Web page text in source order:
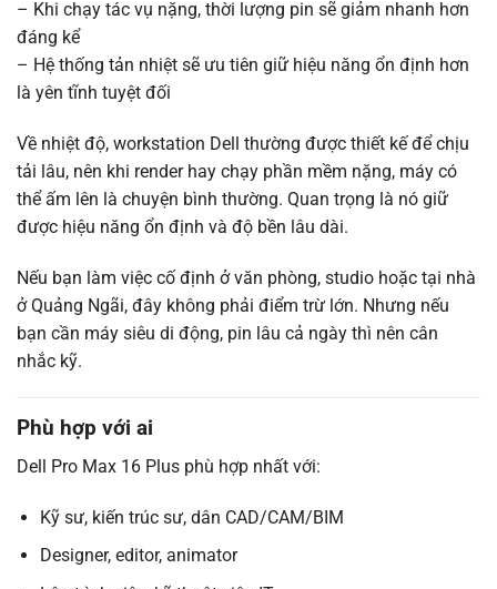
– Khi chạy tác vụ nặng, thời lượng pin sẽ giảm nhanh hơn
đáng kể
– Hệ thống tản nhiệt sẽ ưu tiên giữ hiệu năng ổn định hơn
là yên tĩnh tuyệt đối
Về nhiệt độ, workstation Dell thường được thiết kế để chịu
tải lâu, nên khi render hay chạy phần mềm nặng, máy có
thể ấm lên là chuyện bình thường. Quan trọng là nó giữ
được hiệu năng ổn định và độ bền lâu dài.
Nếu bạn làm việc cố định ở văn phòng, studio hoặc tại nhà
ở Quảng Ngãi, đây không phải điểm trừ lớn. Nhưng nếu
bạn cần máy siêu di động, pin lâu cả ngày thì nên cân
nhắc kỹ.
Phù hợp với ai
Dell Pro Max 16 Plus phù hợp nhất với:
Kỹ sư, kiến trúc sư, dân CAD/CAM/BIM
Designer, editor, animator